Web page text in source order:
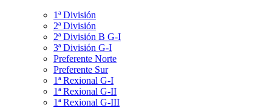
1ª División
2ª División
2ª División B G-I
3ª División G-I
Preferente Norte
Preferente Sur
1ª Rexional G-I
1ª Rexional G-II
1ª Rexional G-III